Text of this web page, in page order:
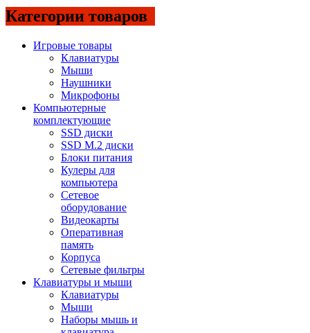
Категории товаров
Игровые товары
Клавиатуры
Мыши
Наушники
Микрофоны
Компьютерные
комплектующие
SSD диски
SSD M.2 диски
Блоки питания
Кулеры для
компьютера
Сетевое
оборудование
Видеокарты
Оперативная
память
Корпуса
Сетевые фильтры
Клавиатуры и мыши
Клавиатуры
Мыши
Наборы мышь и